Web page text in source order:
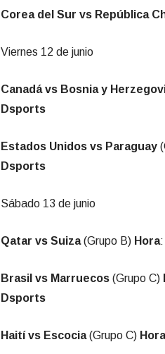
Corea del Sur vs República
Viernes 12 de junio
Canadá vs Bosnia y
Dsports
Estados Unidos vs Paraguay
Dsports
Sábado 13 de junio
Qatar vs Suiza(Grupo B) Hora
Brasil vs Marruecos (Grupo C)
Dsports
Haití vs Escocia(Grupo C) Hora